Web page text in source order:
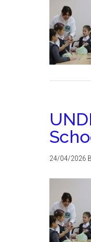
24/04/2026